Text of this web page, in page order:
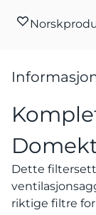
Dette
riktige filtre